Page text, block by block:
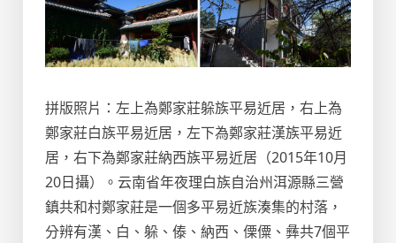
拼版照片：左上為鄭家莊躲族平易近居，右上為
鄭家莊白族平易近居，左下為鄭家莊漢族平易近
居，右下為鄭家莊納西族平易近居（2015年10月
20日攝）。云南省年夜理白族自治州洱源縣三營
鎮共和村鄭家莊是一個多平易近族湊集的村落，
分辨有漢、白、躲、傣、納西、傈僳、彝共7個平